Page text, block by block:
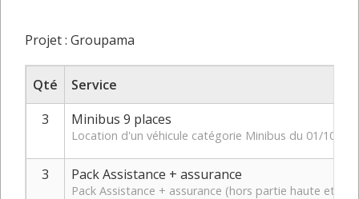
Projet : Groupama
Qté
Service
3
Minibus 9 places
Location d'un véhicule catégorie Minibus du 01/10/
3 Pack Assistance + assurance
Pack Assistance + assurance (hors partie haute et